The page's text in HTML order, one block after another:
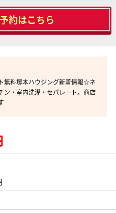
約はこちら
無料塚本ハウジング新着情報☆ネ
ン・室内洗濯・セパレート。商店